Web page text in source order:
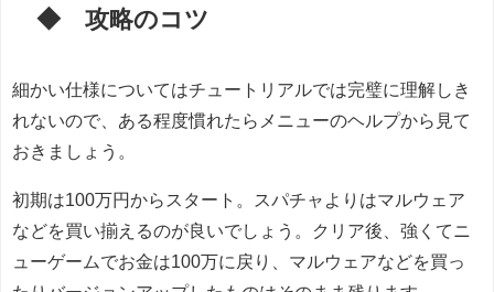
◆ 攻略のコツ
細かい仕様についてはチュートリアルでは完璧に理解しき
れないので、ある程度慣れたらメニューのヘルプから見て
おきましょう。
初期は100万円からスタート。スパチャよりはマルウェア
などを買い揃えるのが良いでしょう。クリア後、強くてニ
ューゲームでお金は100万に戻り、マルウェアなどを買っ